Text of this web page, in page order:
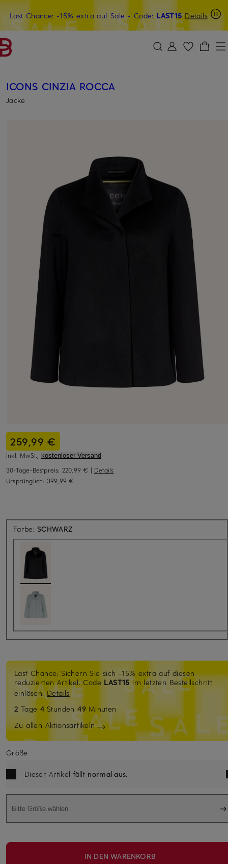
ZUM HAUPTINHALT ÜBERSPRINGEN ZUM SUCHFELD ÜBERSPRINGEN
Last Chance: -15% extra auf Sale- Code: LAST15 Details
20€-Willkommensgutschein mit Beyond sichern
ICONS CINZIA ROCCA
Jacke
259,99 €
inkl. MwSt., kostenloser Versand
30-Tage-Bestpreis: 220,99 € | Details
Ursprünglich: 399,99 €
Farbe: SCHWARZ
Last Chance: Sichern Sie sich -15% extra auf diesen
reduzierten Artikel. Code LAST15im letzten Bestellschritt
einlösen.Details
2 Tage4 Stunden49 Minuten
Zu allen Aktionsartikeln
Größe
Dieser Artikel fällt normal aus.
Bitte Größe wählen
IN DEN WARENKORB